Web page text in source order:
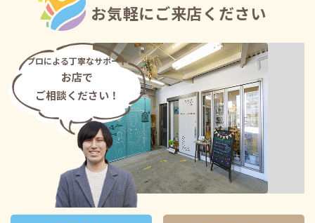
お気軽にご来店ください
プロによる丁寧なサポート
お店で
ご相談ください！